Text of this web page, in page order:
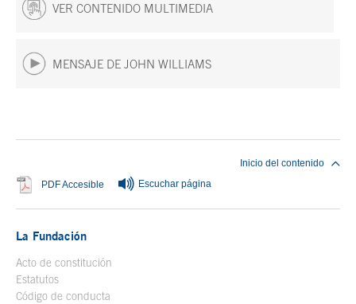
VER CONTENIDO MULTIMEDIA
MENSAJE DE JOHN WILLIAMS
PDF Accesible Se abre en ventana nueva
Escuchar página
Inicio del contenido
La Fundación
Acto de constitución
Estatutos
Código de conducta